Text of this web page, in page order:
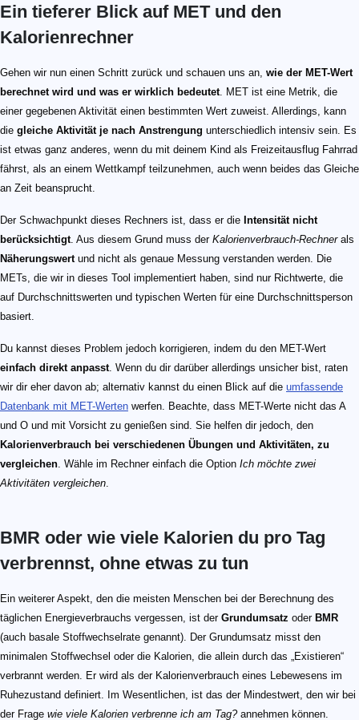
Ein tieferer Blick auf MET und den
Kalorienrechner
Gehen wir nun einen Schritt zurück und schauen uns an, wie der MET-Wert
berechnet wird und was er wirklich bedeutet. MET ist eine Metrik, die
einer gegebenen Aktivität einen bestimmten Wert zuweist. Allerdings, kann
die gleiche Aktivität je nach Anstrengung unterschiedlich intensiv sein. Es
ist etwas ganz anderes, wenn du mit deinem Kind als Freizeitausflug Fahrrad
fährst, als an einem Wettkampf teilzunehmen, auch wenn beides das Gleiche
an Zeit beansprucht.
Der Schwachpunkt dieses Rechners ist, dass er die Intensität nicht
berücksichtigt. Aus diesem Grund muss der Kalorienverbrauch-Rechnerals
Näherungswertund nicht als genaue Messung verstanden werden. Die
METs, die wir in dieses Tool implementiert haben, sind nur Richtwerte, die
auf Durchschnittswerten und typischen Werten für eine Durchschnittsperson
basiert.
Du kannst dieses Problem jedoch korrigieren, indem du den MET-Wert
einfach direkt anpasst. Wenn du dir darüber allerdings unsicher bist, raten
wir dir eher davon ab; alternativ kannst du einen Blick auf die umfassende
Datenbank mit MET-Werten werfen. Beachte, dass MET-Werte nicht das A
und O und mit Vorsicht zu genießen sind. Sie helfen dir jedoch, den
Kalorienverbrauch bei verschiedenen Übungen und Aktivitäten, zu
vergleichen . Wähle im Rechner einfach die Option Ich möchte zwei
Aktivitäten vergleichen
BMR oder wie viele Kalorien du pro Tag
verbrennst, ohne etwas zu tun
Ein weiterer Aspekt, den die meisten Menschen bei der Berechnung des
täglichen Energieverbrauchs vergessen, ist der Grundumsatz oder BMR
(auch basale Stoffwechselrate genannt). Der Grundumsatz misst den
minimalen Stoffwechsel oder die Kalorien, die allein durch das „Existieren“
verbrannt werden. Er wird als der Kalorienverbrauch eines Lebewesens im
Ruhezustand definiert. Im Wesentlichen, ist das der Mindestwert, den wir bei
der Frage wie viele Kalorien verbrenne ich am Tag?annehmen können.